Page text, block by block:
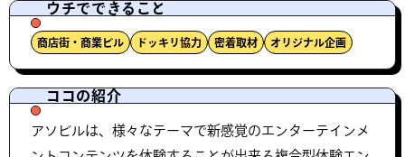
ウチでできること
商店街・商業ビル ドッキリ協力 密着取材 オリジナル企画
ココの紹介
アソビルは、様々なテーマで新感覚のエンターテインメ